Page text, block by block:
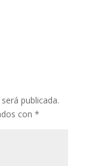
publicada.
con *